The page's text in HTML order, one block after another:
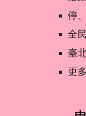
停、
全民
臺北市營造工地
更